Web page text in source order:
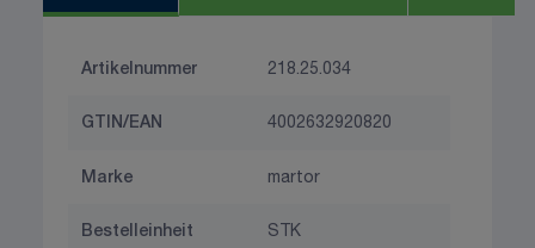
Artikelnummer 218.25.034
GTIN/EAN 4002632920820
Marke martor
Bestelleinheit STK